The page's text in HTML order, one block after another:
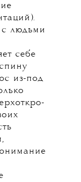
людьми
себе
из-под